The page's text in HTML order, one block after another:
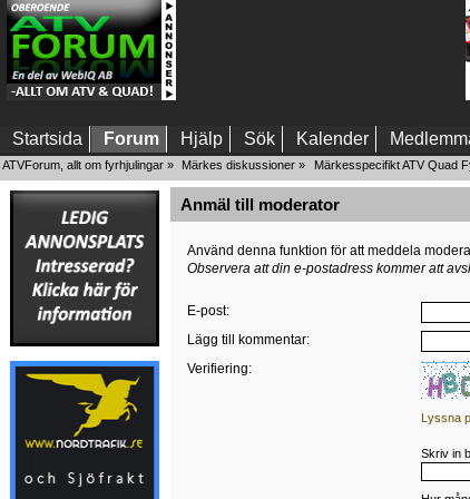
Startsida Forum Hjälp Sök Kalender
ATVForum, allt om fyrhjulingar » Märkes diskussioner » Märkesspecifikt ATV Quad
Anmäl till moderator
Använd denna funktion för att meddela
Observera att din e-postadress kommer att
E-post:
Lägg till kommentar:
Verifiering:
Lyssna
Skriv in